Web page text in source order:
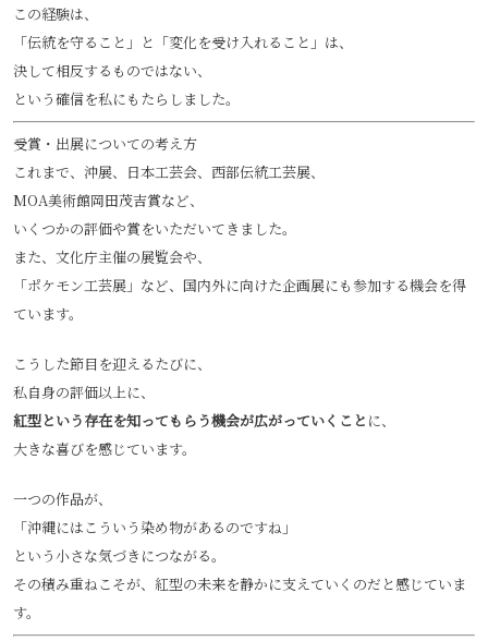
この経験は、
「伝統を守ること」と「変化を受け入れること」は、
決して相反するものではない、
という確信を私にもたらしました。
受賞・出展についての考え方
これまで、沖展、日本工芸会、西部伝統工芸展、
MOA美術館岡田茂吉賞など、
いくつかの評価や賞をいただいてきました。
また、文化庁主催の展覧会や、
「ポケモン工芸展」など、国内外に向けた企画展にも参加する機会を得
ています。
こうした節目を迎えるたびに、
私自身の評価以上に、
紅型という存在を知ってもらう機会が広がっていくこと に、
大きな喜びを感じています。
一つの作品が、
「沖縄にはこういう染め物があるのですね」
という小さな気づきにつながる。
その積み重ねこそが、紅型の未来を静かに支えていくのだと感じていま
す。